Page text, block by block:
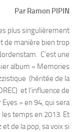
Par Ramon PIPIN
plus singulièrement
de manière bien trop
C’est une
album « Memories
(héritée de la
et l’influence de
» en 94, qui sera
temps en 2013. Et
de la pop, sa voix si